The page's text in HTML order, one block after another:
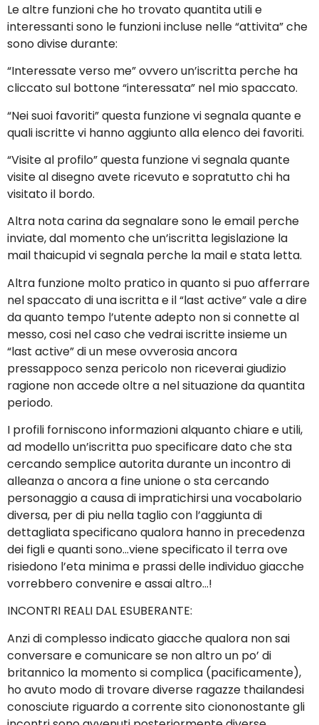
Le altre funzioni che ho trovato quantita utili e
interessanti sono le funzioni incluse nelle “attivita” che
sono divise durante:
“Interessate verso me” ovvero un’iscritta perche ha
cliccato sul bottone “interessata” nel mio spaccato.
“Nei suoi favoriti” questa funzione vi segnala quante e
quali iscritte vi hanno aggiunto alla elenco dei favoriti.
“Visite al profilo” questa funzione vi segnala quante
visite al disegno avete ricevuto e sopratutto chi ha
visitato il bordo.
Altra nota carina da segnalare sono le email perche
inviate, dal momento che un’iscritta legislazione la
mail thaicupid vi segnala perche la mail e stata letta.
Altra funzione molto pratico in quanto si puo afferrare
nel spaccato di una iscritta e il “last active” vale a dire
da quanto tempo l’utente adepto non si connette al
messo, cosi nel caso che vedrai iscritte insieme un
“last active” di un mese ovverosia ancora
pressappoco senza pericolo non riceverai giudizio
ragione non accede oltre a nel situazione da quantita
periodo.
I profili forniscono informazioni alquanto chiare e utili,
ad modello un’iscritta puo specificare dato che sta
cercando semplice autorita durante un incontro di
alleanza o ancora a fine unione o sta cercando
personaggio a causa di impratichirsi una vocabolario
diversa, per di piu nella taglio con l’aggiunta di
dettagliata specificano qualora hanno in precedenza
dei figli e quanti sono…viene specificato il terra ove
risiedono l’eta minima e prassi delle individuo giacche
vorrebbero convenire e assai altro…!
INCONTRI REALI DAL ESUBERANTE:
Anzi di complesso indicato giacche qualora non sai
conversare e comunicare se non altro un po’ di
britannico la momento si complica (pacificamente),
ho avuto modo di trovare diverse ragazze thailandesi
conosciute riguardo a corrente sito ciononostante gli